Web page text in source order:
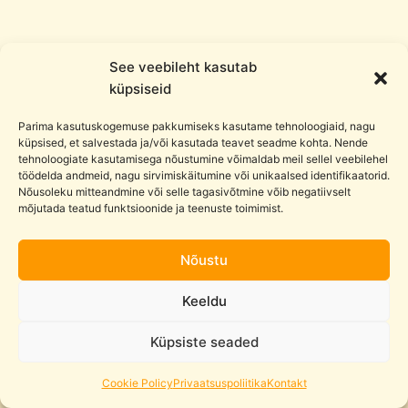
See veebileht kasutab
küpsiseid
Parima kasutuskogemuse pakkumiseks kasutame tehnoloogiaid, nagu
küpsised, et salvestada ja/või kasutada teavet seadme kohta. Nende
tehnoloogiate kasutamisega nõustumine võimaldab meil sellel veebilehel
töödelda andmeid, nagu sirvimiskäitumine või unikaalsed identifikaatorid.
Nõusoleku mitteandmine või selle tagasivõtmine võib negatiivselt
mõjutada teatud funktsioonide ja teenuste toimimist.
Nõustu
Keeldu
Küpsiste seaded
Cookie PolicyPrivaatsuspoliitikaKontakt
© 2026 Ludoblocks
Cookie Policy (EU)